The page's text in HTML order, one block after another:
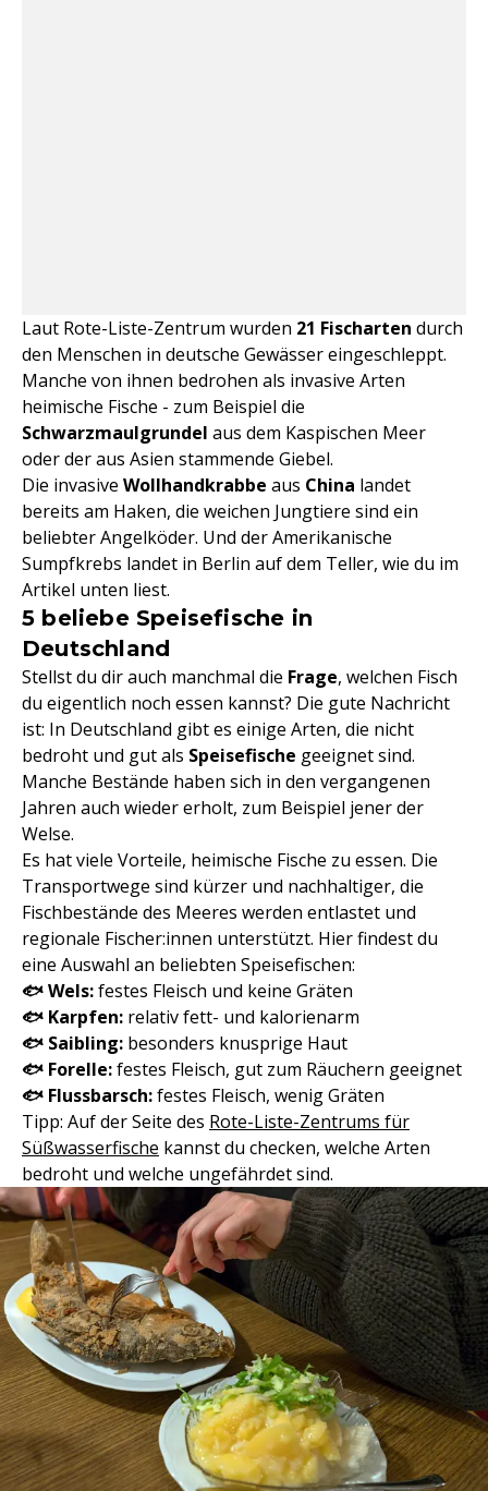
Laut Rote-Liste-Zentrum wurden 21 Fischarten durch
den Menschen in deutsche Gewässer eingeschleppt.
Manche von ihnen bedrohen als invasive Arten
heimische Fische - zum Beispiel die
Schwarzmaulgrundel aus dem Kaspischen Meer
oder der aus Asien stammende Giebel.
Die invasive Wollhandkrabbe aus China landet
bereits am Haken, die weichen Jungtiere sind ein
beliebter Angelköder. Und der Amerikanische
Sumpfkrebs landet in Berlin auf dem Teller, wie du im
Artikel unten liest.
5 beliebe Speisefische in
Deutschland
Stellst du dir auch manchmal die Frage, welchen Fisch
du eigentlich noch essen kannst? Die gute Nachricht
ist: In Deutschland gibt es einige Arten, die nicht
bedroht und gut als Speisefische geeignet sind.
Manche Bestände haben sich in den vergangenen
Jahren auch wieder erholt, zum Beispiel jener der
Welse.
Es hat viele Vorteile, heimische Fische zu essen. Die
Transportwege sind kürzer und nachhaltiger, die
Fischbestände des Meeres werden entlastet und
regionale Fischer:innen unterstützt. Hier findest du
eine Auswahl an beliebten Speisefischen:
🐟Wels:festes Fleisch und keine Gräten
🐟 Karpfen: relativ fett- und kalorienarm
🐟 Saibling: besonders knusprige Haut
🐟 Forelle:festes Fleisch, gut zum Räuchern geeignet
🐟 Flussbarsch:festes Fleisch, wenig Gräten
Tipp: Auf der Seite des Rote-Liste-Zentrums für
Süßwasserfische kannst du checken, welche Arten
bedroht und welche ungefährdet sind.